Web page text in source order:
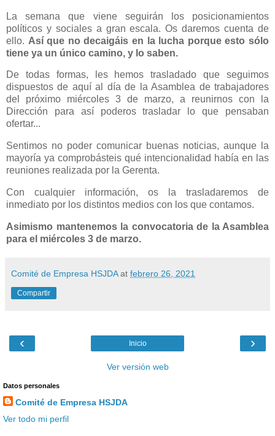
La semana que viene seguirán los posicionamientos
políticos y sociales a gran escala. Os daremos cuenta de
ello. Así que no decaigáis en la lucha porque esto sólo
tiene ya un único camino, y lo saben.
De todas formas, les hemos trasladado que seguimos
dispuestos de aquí al día de la Asamblea de trabajadores
del próximo miércoles 3 de marzo, a reunirnos con la
Dirección para así poderos trasladar lo que pensaban
ofertar...
Sentimos no poder comunicar buenas noticias, aunque la
mayoría ya comprobásteis qué intencionalidad había en las
reuniones realizada por la Gerenta.
Con cualquier información, os la trasladaremos de
inmediato por los distintos medios con los que contamos.
Asimismo mantenemos la convocatoria de la Asamblea
para el miércoles 3 de marzo.
Comité de Empresa HSJDA at febrero 26, 2021
Compartir
‹ ›
Inicio
Ver versión web
Datos personales
Comité de Empresa HSJDA
Ver todo mi perfil